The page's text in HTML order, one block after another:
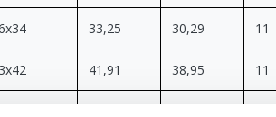
33,25 30,29 11
41,91 38,95 11